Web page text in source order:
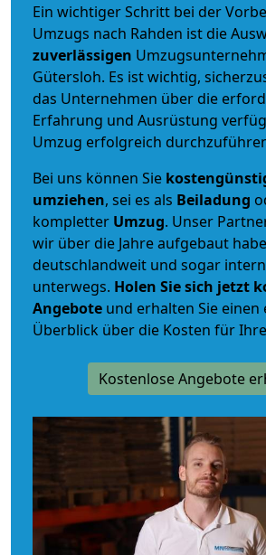
Ein wichtiger Schritt bei der
Umzugs nach Rahden ist die
zuverlässigen
Gütersloh. Es ist wichtig,
das Unternehmen über die
Erfahrung und Ausrüstung
Umzug erfolgreich
Bei uns können Sie
umziehen, sei es als Beiladung
kompletter Umzug. Unser
wir über die Jahre aufgebaut
deutschlandweit und sogar
unterwegs. Holen Sie sich jetzt
Angebote und erhalten Sie einen
Überblick über die Kosten für
Kostenlose Angebote